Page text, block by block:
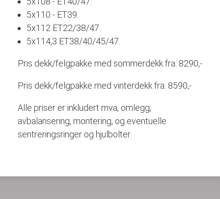
5x110 - ET39.
5x112 ET22/38/47.
5x114,3 ET38/40/45/47.
Pris dekk/felgpakke med sommerdekk fra: 8290,-
Pris dekk/felgpakke med vinterdekk fra: 8590,-
Alle priser er inkludert mva, omlegg,
avbalansering, montering, og eventuelle
sentreringsringer og hjulbolter.